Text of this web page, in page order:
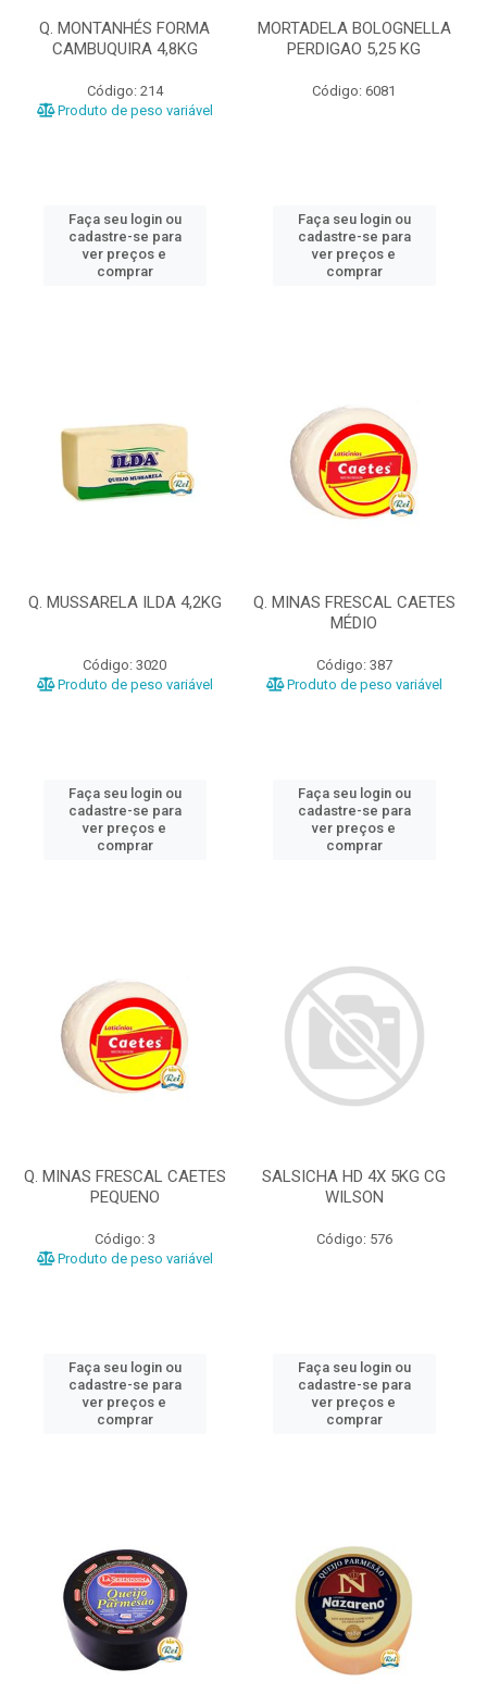
Q. MONTANHÉS FORMA
CAMBUQUIRA 4,8KG
Código: 214
Produto de peso variável
Faça seu login ou
cadastre-se para
ver preços e
comprar
MORTADELA BOLOGNELLA
PERDIGAO 5,25 KG
Código: 6081
Faça seu login ou
cadastre-se para
ver preços e
comprar
Q. MUSSARELA ILDA 4,2KG
Código: 3020
Produto de peso variável
Faça seu login ou
cadastre-se para
ver preços e
comprar
Q. MINAS FRESCAL CAETES
MÉDIO
Código: 387
Produto de peso variável
Faça seu login ou
cadastre-se para
ver preços e
comprar
Q. MINAS FRESCAL CAETES
PEQUENO
Código: 3
Produto de peso variável
Faça seu login ou
cadastre-se para
ver preços e
comprar
SALSICHA HD 4X 5KG CG
WILSON
Código: 576
Faça seu login ou
cadastre-se para
ver preços e
comprar